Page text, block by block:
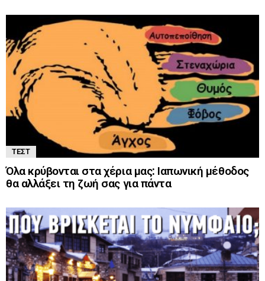
ΤΕΣΤ
Όλα κρύβονται στα χέρια μας: Ιαπωνική μέθοδος
θα αλλάξει τη ζωή σας για πάντα